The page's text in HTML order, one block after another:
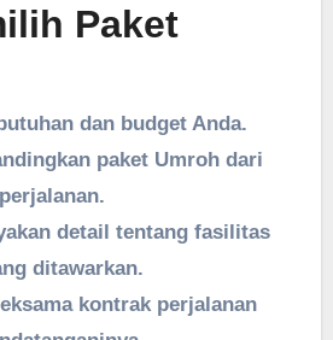
Paket
dan budget Anda.
paket Umroh dari
detail tentang fasilitas
ditawarkan.
kontrak perjalanan